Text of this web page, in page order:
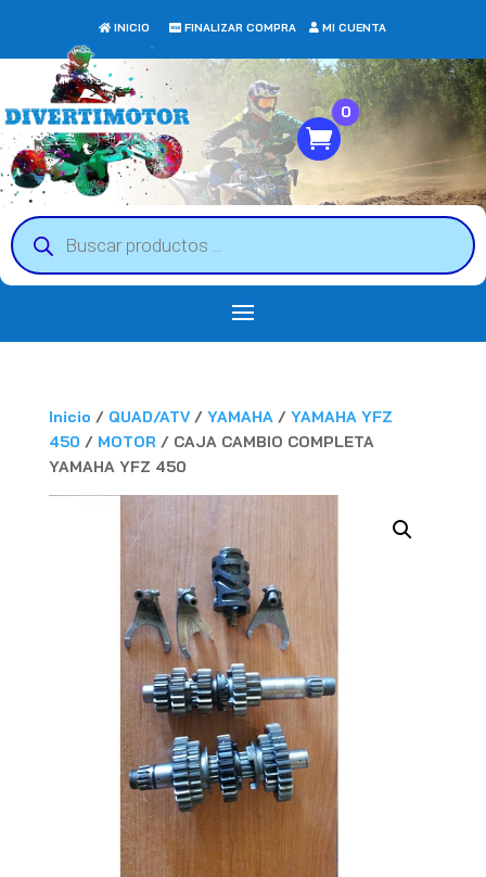
INICIO FINALIZAR COMPRA MI CUENTA
Búsqueda
de
productos
0
Inicio / QUAD/ATV/ YAMAHA/ YAMAHA YFZ
450 / MOTOR/ CAJA CAMBIO COMPLETA
YAMAHA YFZ 450